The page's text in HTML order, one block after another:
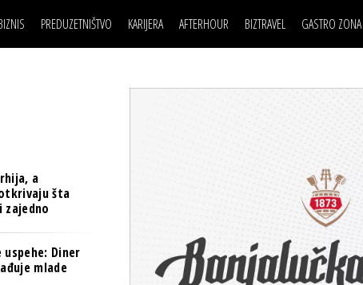
BANKE
OSIGURANJE
TECH I AI
BIZNIS & SPORT
PREDUZETNIŠTVO KARIJERA AFTERHOUR BIZTRAVEL GASTRO ZONA
BIZNIS SCENA
BREND I KOMUNIKACIJE
OSIGURANJE
TECH I AI
PULS REGIONA
POSAO
MOJ UGAO
FILM I SCENA
AUTO SVET
a
šta
zajedno
Diner
mlade